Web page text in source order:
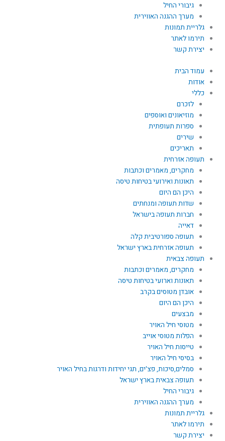
גיבורי החיל
מערך ההגנה האווירית
גלריית תמונות
תירמו לאתר
יצירת קשר
עמוד הבית
אודות
כללי
לזכרם
מוזיאונים ואוספים
ספרות תעופתית
שירים
תאריכים
תעופה אזרחית
מחקרים, מאמרים וכתבות
תאונות ואירועי בטיחות טיסה
היכן הם היום
שדות תעופה ומנחתים
חברות תעופה בישראל
דאייה
תעופה ספורטיבית קלה
תעופה אזרחית בארץ ישראל
תעופה צבאית
מחקרים, מאמרים וכתבות
תאונות וארועי בטיחות טיסה
אובדן מטוסים בקרב
היכן הם היום
מבצעים
מטוסי חיל האויר
הפלות מטוסי אוייב
טייסות חיל האויר
בסיסי חיל האויר
סמלים,סיכות, פצ'ים, תגי יחידות ודרגות בחיל האויר
תעופה צבאית בארץ ישראל
גיבורי החיל
מערך ההגנה האווירית
גלריית תמונות
תירמו לאתר
יצירת קשר